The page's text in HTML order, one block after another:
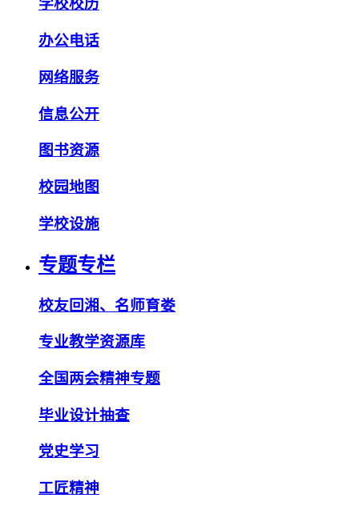
学校校历
办公电话
网络服务
信息公开
图书资源
校园地图
学校设施
专题专栏
校友回湘、名师育娄
专业教学资源库
全国两会精神专题
毕业设计抽查
党史学习
工匠精神